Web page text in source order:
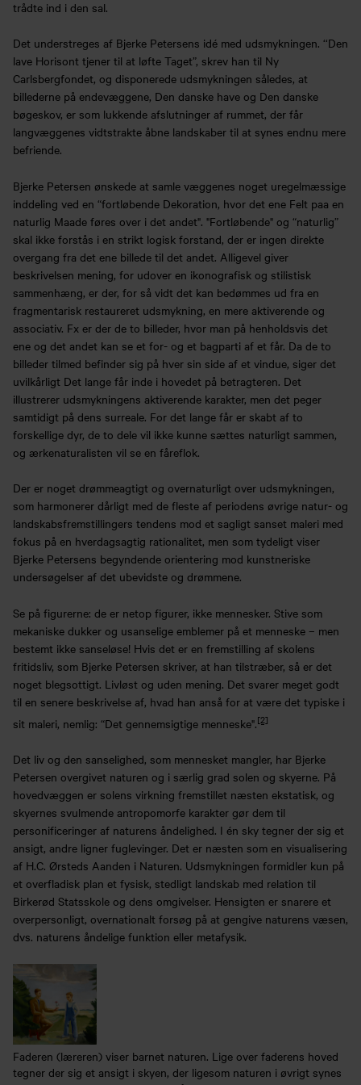
trådte ind i den sal.
Det understreges af Bjerke Petersens idé med udsmykningen. ‘‘Den
lave Horisont tjener til at løfte Taget”, skrev han til Ny
Carlsbergfondet, og disponerede udsmykningen således, at
billederne på endevæggene, Den danske have og Den danske
bøgeskov, er som lukkende afslutninger af rummet, der får
langvæggenes vidtstrakte åbne landskaber til at synes endnu mere
befriende.
Bjerke Petersen ønskede at samle væggenes noget uregelmæssige
inddeling ved en “fortløbende Dekoration, hvor det ene Felt paa en
naturlig Maade føres over i det andet". "Fortløbende" og “naturlig”
skal ikke forstås i en strikt logisk forstand, der er ingen direkte
overgang fra det ene billede til det andet. Alligevel giver
beskrivelsen mening, for udover en ikonografisk og stilistisk
sammenhæng, er der, for så vidt det kan bedømmes ud fra en
fragmentarisk restaureret udsmykning, en mere aktiverende og
associativ. Fx er der de to billeder, hvor man på henholdsvis det
ene og det andet kan se et for- og et bagparti af et får. Da de to
billeder tilmed befinder sig på hver sin side af et vindue, siger det
uvilkårligt Det lange får inde i hovedet på betragteren. Det
illustrerer udsmykningens aktiverende karakter, men det peger
samtidigt på dens surreale. For det lange får er skabt af to
forskellige dyr, de to dele vil ikke kunne sættes naturligt sammen,
og ærkenaturalisten vil se en fåreflok.
Der er noget drømmeagtigt og overnaturligt over udsmykningen,
som harmonerer dårligt med de fleste af periodens øvrige natur- og
landskabsfremstillingers tendens mod et sagligt sanset maleri med
fokus på en hverdagsagtig rationalitet, men som tydeligt viser
Bjerke Petersens begyndende orientering mod kunstneriske
undersøgelser af det ubevidste og drømmene.
Se på figurerne: de er netop figurer, ikke mennesker. Stive som
mekaniske dukker og usanselige emblemer på et menneske – men
bestemt ikke sanseløse! Hvis det er en fremstilling af skolens
fritidsliv, som Bjerke Petersen skriver, at han tilstræber, så er det
noget blegsottigt. Livløst og uden mening. Det svarer meget godt
til en senere beskrivelse af, hvad han anså for at være det typiske i
sit maleri, nemlig: “Det gennemsigtige menneske".[2]
Det liv og den sanselighed, som mennesket mangler, har Bjerke
Petersen overgivet naturen og i særlig grad solen og skyerne. På
hovedvæggen er solens virkning fremstillet næsten ekstatisk, og
skyernes svulmende antropomorfe karakter gør dem til
personificeringer af naturens åndelighed. I én sky tegner der sig et
ansigt, andre ligner fuglevinger. Det er næsten som en visualisering
af H.C. Ørsteds Aanden i Naturen. Udsmykningen formidler kun på
et overfladisk plan et fysisk, stedligt landskab med relation til
Birkerød Statsskole og dens omgivelser. Hensigten er snarere et
overpersonligt, overnationalt forsøg på at gengive naturens væsen,
dvs. naturens åndelige funktion eller metafysik.
Faderen (læreren) viser barnet naturen. Lige over faderens hoved
tegner der sig et ansigt i skyen, der ligesom naturen i øvrigt synes